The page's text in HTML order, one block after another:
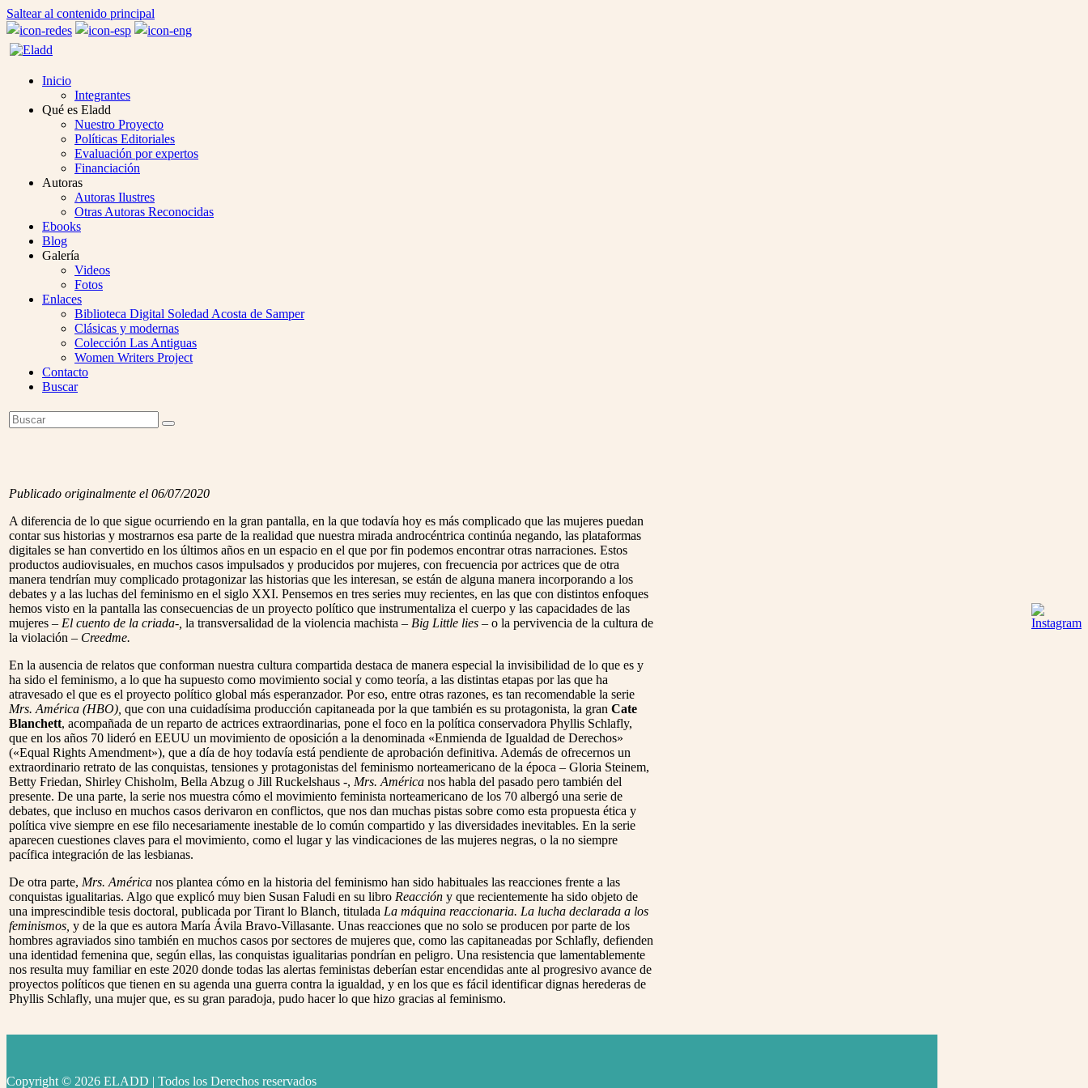
Saltear al contenido principal
Inicio
Integrantes
Qué es Eladd
Nuestro Proyecto
Políticas Editoriales
Evaluación por expertos
Financiación
Autoras
Autoras Ilustres
Otras Autoras Reconocidas
Ebooks
Blog
Galería
Videos
Fotos
Enlaces
Biblioteca Digital Soledad Acosta de Samper
Clásicas y modernas
Colección Las Antiguas
Women Writers Project
Contacto
Buscar
Open
Mobile
Buscar
Enviar
Publicado originalmente el 06/07/2020
A diferencia de lo que sigue ocurriendo en la gran pantalla, en la que todavía hoy es más complicado que las mujeres puedan
contar sus historias y mostrarnos esa parte de la realidad que nuestra mirada androcéntrica continúa negando, las plataformas
digitales se han convertido en los últimos años en un espacio en el que por fin podemos encontrar otras narraciones. Estos
productos audiovisuales, en muchos casos impulsados y producidos por mujeres, con frecuencia por actrices que de otra
manera tendrían muy complicado protagonizar las historias que les interesan, se están de alguna manera incorporando a los
debates y a las luchas del feminismo en el siglo XXI. Pensemos en tres series muy recientes, en las que con distintos enfoques
hemos visto en la pantalla las consecuencias de un proyecto político que instrumentaliza el cuerpo y las capacidades de las
mujeres – El cuento de la criada-, la transversalidad de la violencia machista – Big Little lies – o la pervivencia de la cultura de
la violación – Creedme.
En la ausencia de relatos que conforman nuestra cultura compartida destaca de manera especial la invisibilidad de lo que es y
ha sido el feminismo, a lo que ha supuesto como movimiento social y como teoría, a las distintas etapas por las que ha
atravesado el que es el proyecto político global más esperanzador. Por eso, entre otras razones, es tan recomendable la serie
Mrs. América (HBO), que con una cuidadísima producción capitaneada por la que también es su protagonista, la gran Cate
Blanchett, acompañada de un reparto de actrices extraordinarias, pone el foco en la política conservadora Phyllis Schlafly,
que en los años 70 lideró en EEUU un movimiento de oposición a la denominada «Enmienda de Igualdad de Derechos»
(«Equal Rights Amendment»), que a día de hoy todavía está pendiente de aprobación definitiva. Además de ofrecernos un
extraordinario retrato de las conquistas, tensiones y protagonistas del feminismo norteamericano de la época – Gloria Steinem,
Betty Friedan, Shirley Chisholm, Bella Abzug o Jill Ruckelshaus -, Mrs. América nos habla del pasado pero también del
presente. De una parte, la serie nos muestra cómo el movimiento feminista norteamericano de los 70 albergó una serie de
debates, que incluso en muchos casos derivaron en conflictos, que nos dan muchas pistas sobre como esta propuesta ética y
política vive siempre en ese filo necesariamente inestable de lo común compartido y las diversidades inevitables. En la serie
aparecen cuestiones claves para el movimiento, como el lugar y las vindicaciones de las mujeres negras, o la no siempre
pacífica integración de las lesbianas.
De otra parte, Mrs. América nos plantea cómo en la historia del feminismo han sido habituales las reacciones frente a las
conquistas igualitarias. Algo que explicó muy bien Susan Faludi en su libro Reacción y que recientemente ha sido objeto de
una imprescindible tesis doctoral, publicada por Tirant lo Blanch, titulada La máquina reaccionaria. La lucha declarada a los
feminismos, y de la que es autora María Ávila Bravo-Villasante. Unas reacciones que no solo se producen por parte de los
hombres agraviados sino también en muchos casos por sectores de mujeres que, como las capitaneadas por Schlafly, defienden
una identidad femenina que, según ellas, las conquistas igualitarias pondrían en peligro. Una resistencia que lamentablemente
nos resulta muy familiar en este 2020 donde todas las alertas feministas deberían estar encendidas ante al progresivo avance de
proyectos políticos que tienen en su agenda una guerra contra la igualdad, y en los que es fácil identificar dignas herederas de
Phyllis Schlafly, una mujer que, es su gran paradoja, pudo hacer lo que hizo gracias al feminismo.
Copyright © 2026 ELADD | Todos los Derechos reservados